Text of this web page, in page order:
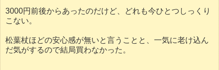
3000円前後からあったのだけど、どれも今ひとつしっくり
こない。
松葉杖ほどの安心感が無いと言うことと、一気に老け込ん
だ気がするので結局買わなかった。